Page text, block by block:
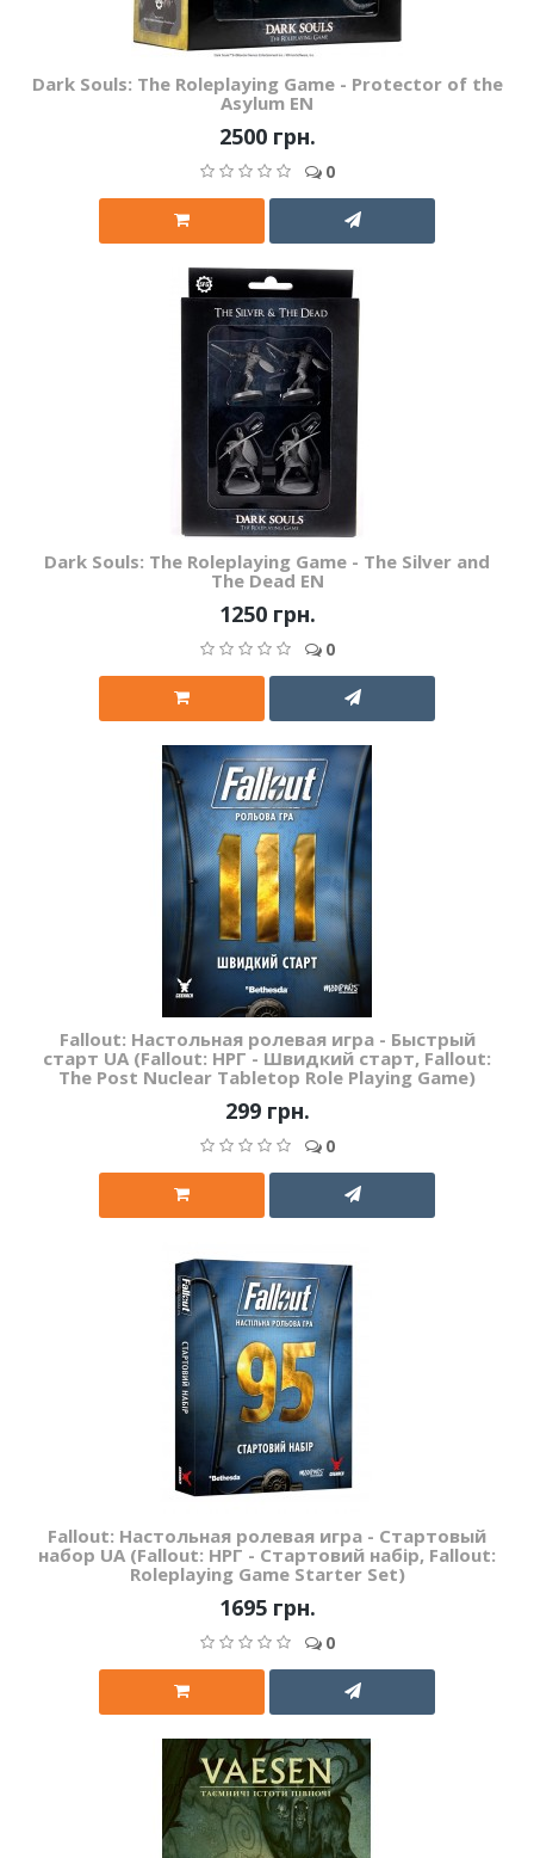
Dark Souls: The Roleplaying Game - Protector of the
Asylum EN
2500 грн.
0
Dark Souls: The Roleplaying Game - The Silver and
The Dead EN
1250 грн.
0
Fallout: Настольная ролевая игра - Быстрый
старт UA (Fallout: НРГ - Швидкий старт, Fallout:
The Post Nuclear Tabletop Role Playing Game)
299 грн.
0
Fallout: Настольная ролевая игра - Стартовый
набор UA (Fallout: НРГ - Стартовий набір, Fallout:
Roleplaying Game Starter Set)
1695 грн.
0